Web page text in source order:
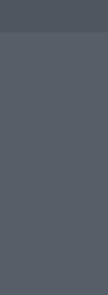
Nascosta in un bar